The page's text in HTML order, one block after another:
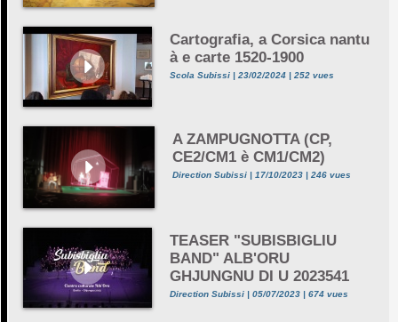
Cartografia, a Corsica nantu
à e carte 1520-1900
Scola Subissi | 23/02/2024 | 252 vues
A ZAMPUGNOTTA (CP,
CE2/CM1 è CM1/CM2)
Direction Subissi | 17/10/2023 | 246 vues
TEASER "SUBISBIGLIU
BAND" ALB'ORU
GHJUNGNU DI U 2023541
Direction Subissi | 05/07/2023 | 674 vues